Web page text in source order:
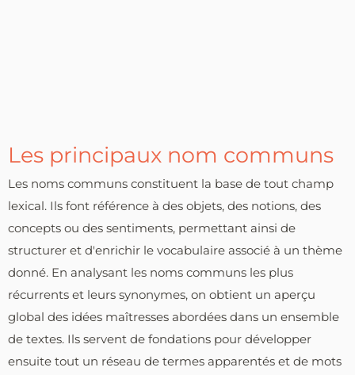
Les principaux nom communs
Les noms communs constituent la base de tout champ
lexical. Ils font référence à des objets, des notions, des
concepts ou des sentiments, permettant ainsi de
structurer et d'enrichir le vocabulaire associé à un thème
donné. En analysant les noms communs les plus
récurrents et leurs synonymes, on obtient un aperçu
global des idées maîtresses abordées dans un ensemble
de textes. Ils servent de fondations pour développer
ensuite tout un réseau de termes apparentés et de mots